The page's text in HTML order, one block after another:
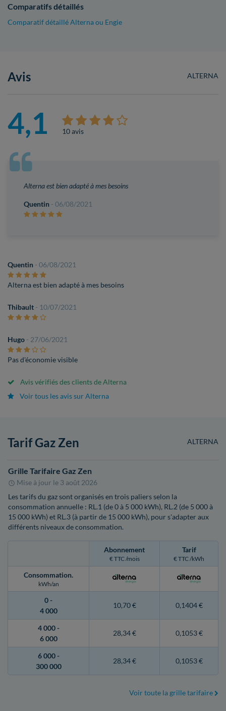
Comparatifs détaillés
Comparatif détaillé Alterna ou Engie
ALTERNA
Avis
4,1 10 avis
Alterna est bien adapté à mes besoins
Quentin - 06/08/2021
Quentin - 06/08/2021
Alterna est bien adapté à mes besoins
Thibault - 10/07/2021
Hugo - 27/06/2021
Pas d'économie visible
Avis vérifiés des clients de Alterna
Voir tous les avis sur Alterna
ALTERNA
Tarif Gaz Zen
Grille Tarifaire Gaz Zen
Mise à jour le 3 août 2026
Les tarifs du gaz sont organisés en trois paliers selon la
consommation annuelle : RL.1 (de 0 à 5 000 kWh), RL.2 (de 5 000 à
15 000 kWh) et RL.3 (à partir de 15 000 kWh), pour s'adapter aux
différents niveaux de consommation.
Abonnement
€ TTC /mois
Tarif
€ TTC /kWh
Consommation.
kWh/an
0 -
4 000
10,70 € 0,1404 €
4 000 -
6 000
28,34 € 0,1053 €
6 000 -
300 000
28,34 € 0,1053 €
Voir toute la grille tarifaire